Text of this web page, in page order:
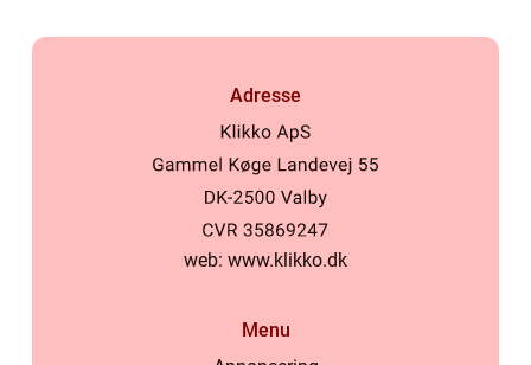
Adresse
web: www.klikko.dk
Menu